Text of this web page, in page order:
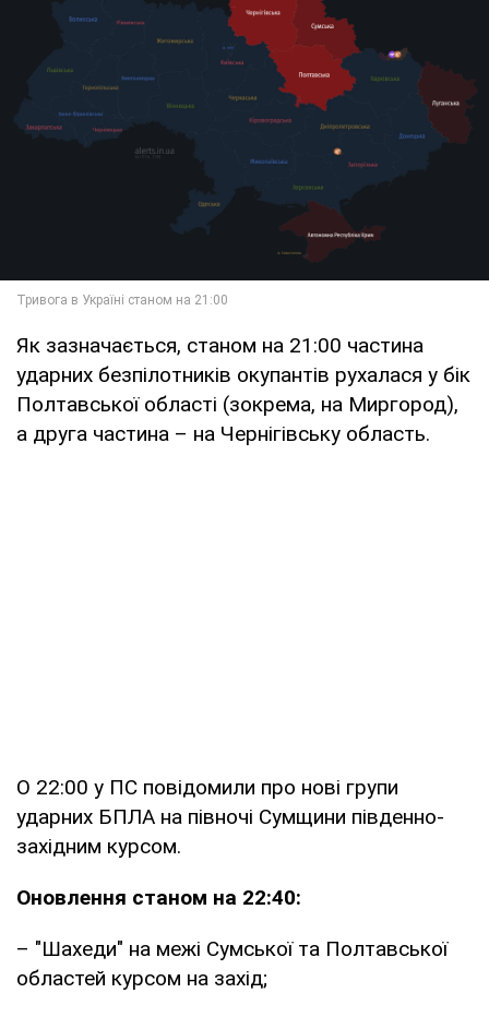
Як зазначається, станом на 21:00 частина
ударних безпілотників окупантів рухалася у бік
Полтавської області (зокрема, на Миргород),
а друга частина – на Чернігівську область.
О 22:00 у ПС повідомили про нові групи
ударних БПЛА на півночі Сумщини південно-
західним курсом.
Оновлення станом на 22:40:
– "Шахеди" на межі Сумської та Полтавської
областей курсом на захід;